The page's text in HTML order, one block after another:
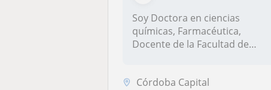
Soy Doctora en ciencias
químicas, Farmacéutica,
Docente de la Facultad de
Córdoba Capital